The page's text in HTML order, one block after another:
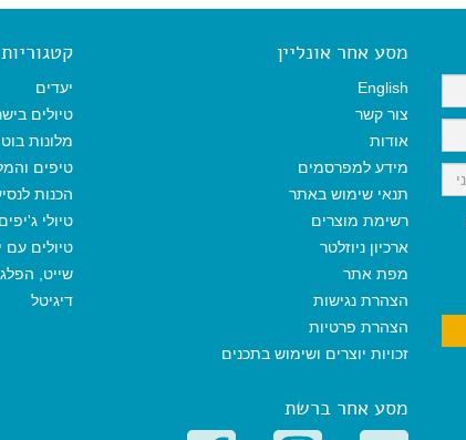
e
o
o
i
i
t
e
מסע אחר אונליין
English
צור קשר
אודות
מידע למפרסמים
תנאי שימוש באתר
רשימת מוצרים
ארכיון ניוזלטר
מפת אתר
הצהרת נגישות
הצהרת פרטיות
זכויות יוצרים ושימוש בתכנים
מסע אחר ברשת
יעדים
טיולים
מלונות
טיפים
הכנות
טיולי ג'יפים
טיולים עם
שייט,
דיגיטל